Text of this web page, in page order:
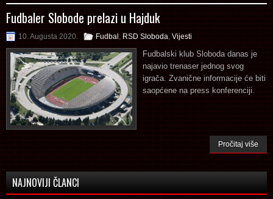
Fudbaler Slobode prelazi u Hajduk
10. Augusta 2020. Fudbal RSD Sloboda Vijesti
Fudbalski klub Sloboda danas je
najavio trenaser jednog svog
igrača. Zvanične informacije će biti
saopćene na press konferenciji.
Pročitaj više
NAJNOVIJI ČLANCI